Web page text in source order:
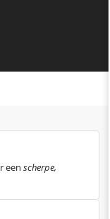
een scherpe,